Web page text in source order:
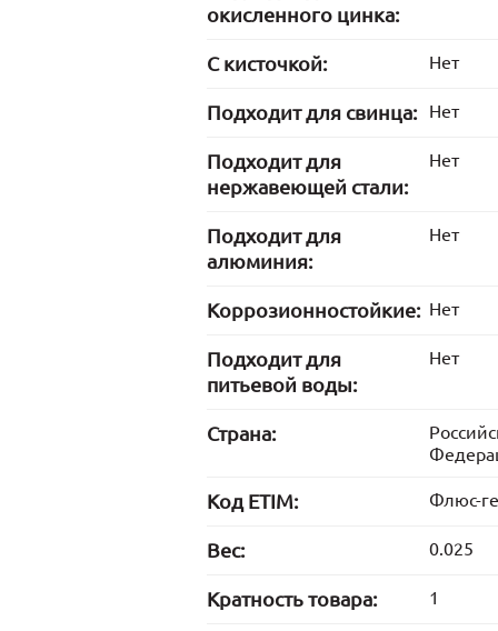
окисленного цинка:
С кисточкой: Нет
Подходит для свинца: Нет
Подходит для
нержавеющей стали:
Нет
Подходит для
алюминия:
Нет
Коррозионностойкие: Нет
Подходит для
питьевой воды:
Нет
Страна:
Код ETIM: Флюс-
Вес: 0.025
Кратность товара: 1